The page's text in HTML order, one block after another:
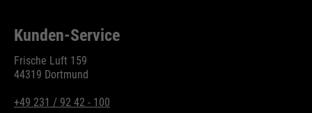
Kunden-Service
Frische Luft 159
44319 Dortmund
+49 231 / 92 42 - 100